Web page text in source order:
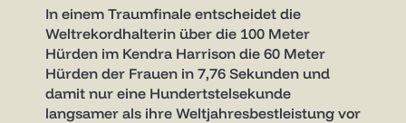
In einem Traumfinale entscheidet die
Weltrekordhalterin über die 100 Meter
Hürden im Kendra Harrison die 60 Meter
Hürden der Frauen in 7,76 Sekunden und
damit nur eine Hundertstelsekunde
langsamer als ihre Weltjahresbestleistung vor